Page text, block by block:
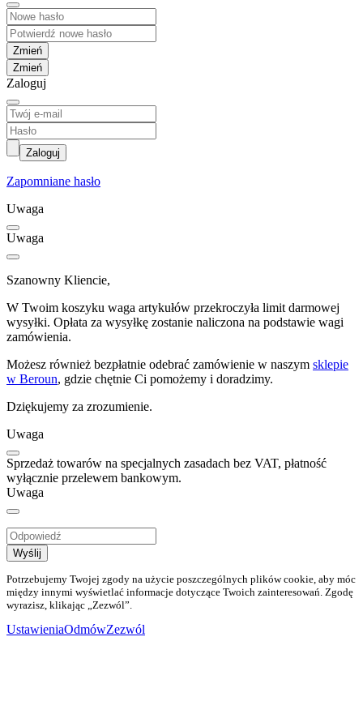
Zmień
Zaloguj
Zaloguj
Zapomniane hasło
Uwaga
Uwaga
Szanowny Kliencie,
W Twoim koszyku waga artykułów przekroczyła limit darmowej
wysyłki. Opłata za wysyłkę zostanie naliczona na podstawie wagi
zamówienia.
Możesz również bezpłatnie odebrać zamówienie w naszym sklepie
w Beroun, gdzie chętnie Ci pomożemy i doradzimy.
Dziękujemy za zrozumienie.
Uwaga
Sprzedaż towarów na specjalnych zasadach bez VAT, płatność
wyłącznie przelewem bankowym.
Uwaga
Wyślij
Potrzebujemy Twojej zgody na użycie poszczególnych plików cookie, aby móc
między innymi wyświetlać informacje dotyczące Twoich zainteresowań. Zgodę
wyrazisz, klikając „Zezwól”.
UstawieniaOdmówZezwól